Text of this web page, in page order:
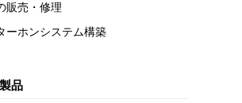
販売・修理
ーホンシステム構築
品